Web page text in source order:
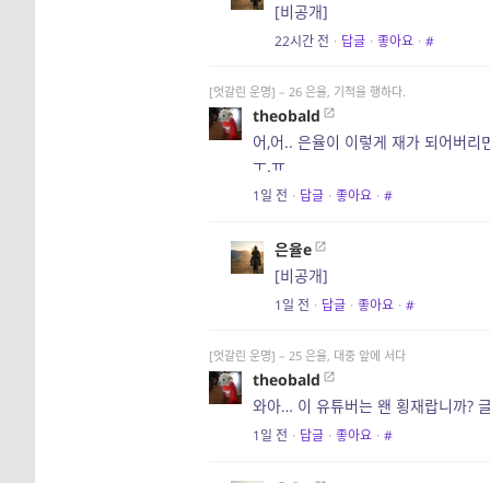
[비공개]
22시간 전 · 답글 · 좋아요 · #
[엇갈린 운명] – 26 은율, 기적을 행하다.
theobald
어,어.. 은율이 이렇게 재가 되어버
ㅜ.ㅠ
1일 전 · 답글 · 좋아요 · #
은율e
[비공개]
1일 전 · 답글 · 좋아요 · #
[엇갈린 운명] – 25 은율, 대중 앞에 서다
theobald
와아… 이 유튜버는 왠 횡재랍니까?
1일 전 · 답글 · 좋아요 · #